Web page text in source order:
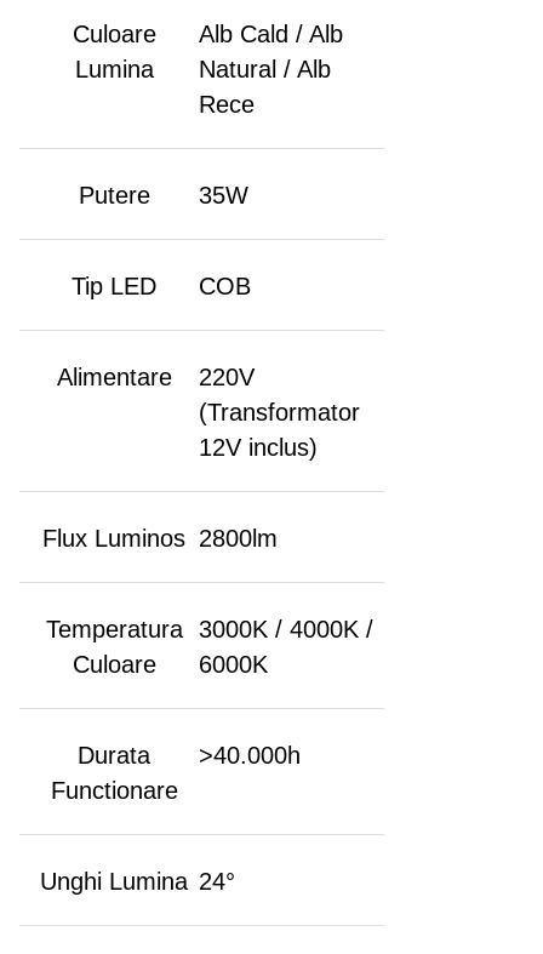
Culoare
Lumina
Alb Cald / Alb
Natural / Alb
Rece
Putere 35W
Tip LED COB
Alimentare
220V
(Transformator
12V inclus)
Flux Luminos 2800lm
Temperatura
Culoare
3000K / 4000K /
6000K
Durata
Functionare
>40.000h
Unghi Lumina 24°